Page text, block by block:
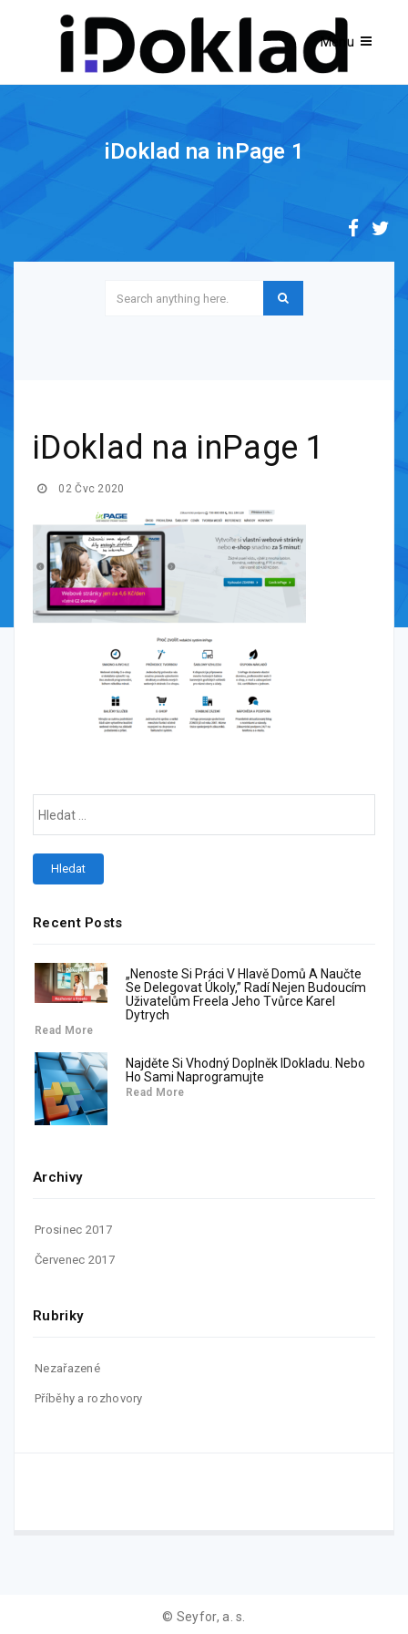
iDoklad na inPage 1
iDoklad na inPage 1
02 Čvc 2020
Recent Posts
„Nenoste Si Práci V Hlavě Domů A Naučte
Se Delegovat Úkoly,” Radí Nejen Budoucím
Uživatelům Freela Jeho Tvůrce Karel
Dytrych
Read More
Najděte Si Vhodný Doplněk IDokladu. Nebo
Ho Sami Naprogramujte
Read More
Archivy
Prosinec 2017
Červenec 2017
Rubriky
Nezařazené
Příběhy a rozhovory
© Seyfor, a. s.